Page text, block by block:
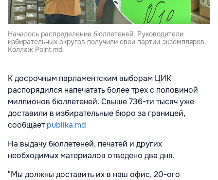
Началось распределение бюллетеней. Руководители
избирательных округов получили свои партии экземпляров.
Коллаж Point.md.
К досрочным парламентским выборам ЦИК
распорядился напечатать более трех с половиной
миллионов бюллетеней. Свыше 736-ти тысяч уже
доставили в избирательные бюро за границей,
сообщаетpublika.md
На выдачу бюллетеней, печатей и других
необходимых материалов отведено два дня.
"Мы должны доставить их в наш офис, 20-ого